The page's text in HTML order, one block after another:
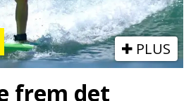
PLUS
frem det